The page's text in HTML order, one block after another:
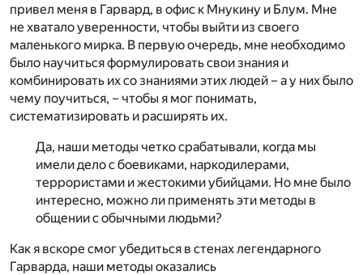
привел меня в Гарвард, в офис к Мнукину и Блум. Мне
не хватало уверенности, чтобы выйти из своего
маленького мирка. В первую очередь, мне необходимо
было научиться формулировать свои знания и
комбинировать их со знаниями этих людей – а у них было
чему поучиться, – чтобы я мог понимать,
систематизировать и расширять их.
Да, наши методы четко срабатывали, когда мы
имели дело с боевиками, наркодилерами,
террористами и жестокими убийцами. Но мне было
интересно, можно ли применять эти методы в
общении с обычными людьми?
Как я вскоре смог убедиться в стенах легендарного
Гарварда, наши методы оказались